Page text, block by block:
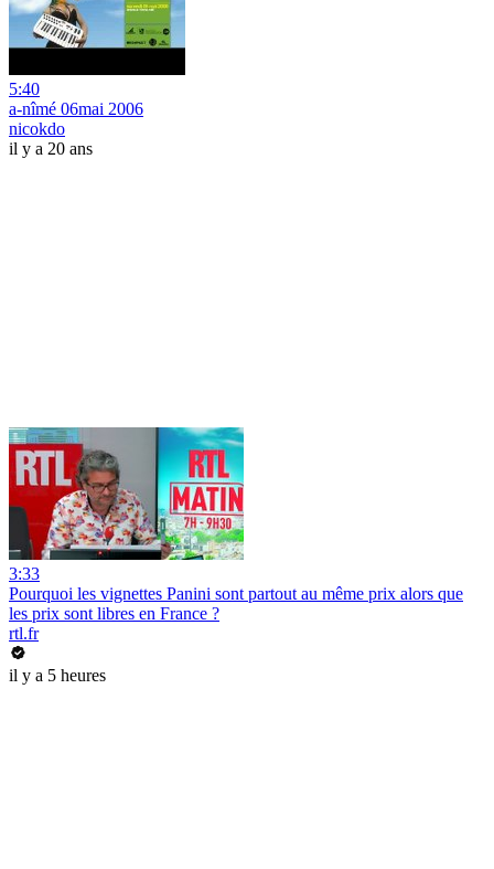
5:40
a-nîmé 06mai 2006
nicokdo
il y a 20 ans
3:33
Pourquoi les vignettes Panini sont partout au même prix alors que
les prix sont libres en France ?
rtl.fr
il y a 5 heures